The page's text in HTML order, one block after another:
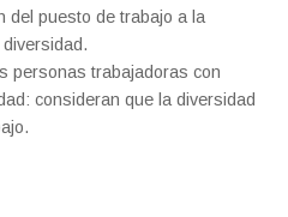
del puesto de trabajo a la
personas trabajadoras con
consideran que la diversidad